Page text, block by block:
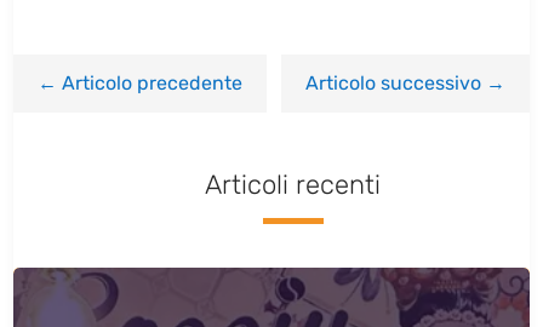
←Articolo precedente Articolo successivo→
Articoli recenti